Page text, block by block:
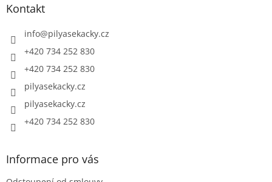
Kontakt
info@pilyasekacky.cz
+420 734 252 830
+420 734 252 830
pilyasekacky.cz
pilyasekacky.cz
+420 734 252 830
Informace pro vás